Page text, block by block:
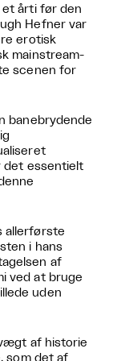
et årti før den
Hefner var
erotisk
mainstream-
scenen for
banebrydende
det essentielt
allerførste
i hans
af
ved at bruge
uden
af historie
som det af